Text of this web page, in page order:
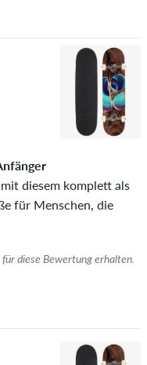
sowie Bewertungen,
verletzen oder Spam
nicht veröffentlicht.
der Durchschnitt aller
die diesen
am grünen Haken
Kauf". Bei
ihrer Bestellungen
Haken, können wir
diesem komplett als
für Menschen, die
diese Bewertung erhalten.